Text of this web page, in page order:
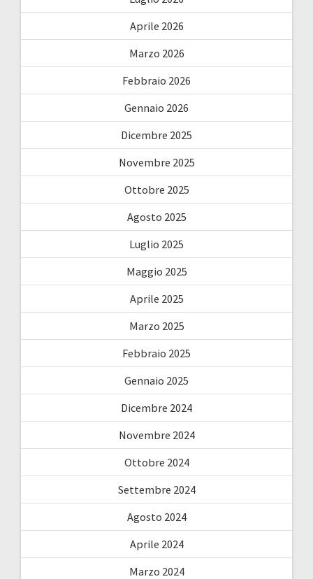
Aprile 2026
Marzo 2026
Febbraio 2026
Gennaio 2026
Dicembre 2025
Novembre 2025
Ottobre 2025
Agosto 2025
Luglio 2025
Maggio 2025
Aprile 2025
Marzo 2025
Febbraio 2025
Gennaio 2025
Dicembre 2024
Novembre 2024
Ottobre 2024
Settembre 2024
Agosto 2024
Aprile 2024
Marzo 2024